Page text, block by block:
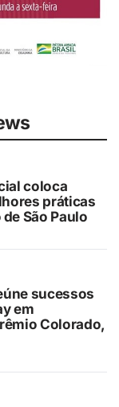
coloca
práticas
São Paulo
sucessos
em
Colorado,